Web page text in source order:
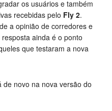
os usuários e também
recebidas pelo Fly 2.
a opinião de corredores e
ainda é o ponto
que testaram a nova
novo na nova versão do